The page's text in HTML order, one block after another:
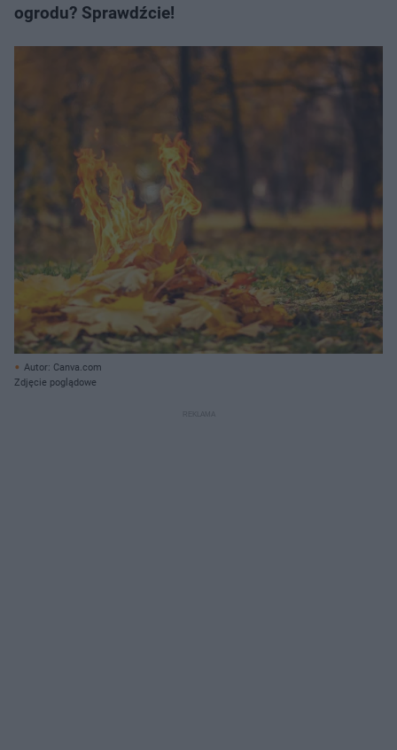
ogrodu? Sprawdźcie!
Autor: Canva.com
Zdjęcie poglądowe